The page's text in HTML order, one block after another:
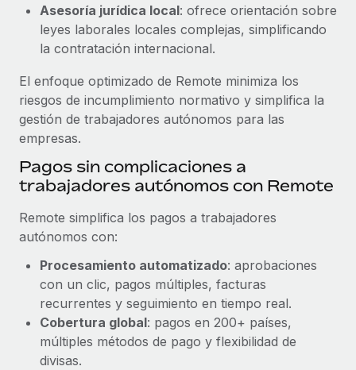
Pento se convierte en un empleador equitativo
con Remote
semanas en hacerlo manualmente y, al mes...
Más información
Asesoría jurídica local: ofrece orientación sobre
leyes laborales locales complejas, simplificando
la contratación internacional.
El enfoque optimizado de Remote minimiza los
riesgos de incumplimiento normativo y simplifica la
gestión de trabajadores autónomos para las
empresas.
Pagos sin complicaciones a
trabajadores autónomos con Remote
Remote simplifica los pagos a trabajadores
autónomos con:
Procesamiento automatizado: aprobaciones
con un clic, pagos múltiples, facturas
recurrentes y seguimiento en tiempo real.
Cobertura global: pagos en 200+ países,
múltiples métodos de pago y flexibilidad de
divisas.